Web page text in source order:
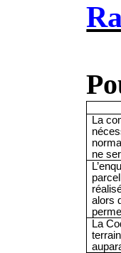
La
ne
alors
La